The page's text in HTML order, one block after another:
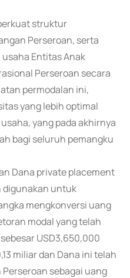
struktur
Perseroan, serta
Entitas Anak
Perseroan secara
permodalan ini,
yang lebih optimal
yang pada akhirnya
bagi seluruh pemangku
Dana private placement
digunakan untuk
mengkonversi uang
modal yang telah
USD3,650,000
miliar dan Dana ini telah
sebagai uang